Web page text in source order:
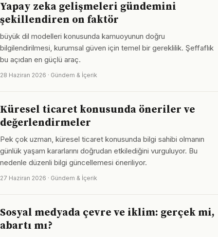
Yapay zeka gelişmeleri gündemini
şekillendiren on faktör
büyük dil modelleri konusunda kamuoyunun doğru
bilgilendirilmesi, kurumsal güven için temel bir gereklilik. Şeffaflık
bu açıdan en güçlü araç.
28 Haziran 2026 · Gündem & İçerik
Küresel ticaret konusunda öneriler ve
değerlendirmeler
Pek çok uzman, küresel ticaret konusunda bilgi sahibi olmanın
günlük yaşam kararlarını doğrudan etkilediğini vurguluyor. Bu
nedenle düzenli bilgi güncellemesi öneriliyor.
27 Haziran 2026 · Gündem & İçerik
Sosyal medyada çevre ve iklim: gerçek mi,
abartı mı?